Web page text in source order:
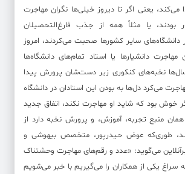
یعنی اگر تا دیروز خیلی‌ها نگران مهاجرت
بودند، یا مثلاً همه از جذب فارغ‌التحصیلان
دانشگاه‌های سایر کشورها صحبت می‌کردند، امروز
دانشیارها یا استاد تمام‌های دانشگاه‌ها
نخبه‌های کنکوری زیر دست‌شان پرورش پیدا
می‌کرد دل‌ها به بودن این استادان در دانشگاه
خوش بود که شاید او مهاجرت نکند، اتفاق جدید
منبع تجربه، آموزش، و پرورش نخبه دارد از
طوری‌که عوض حیدرپور، متخصص بیهوشی و
می‌گوید: «عدد و رقم‌های مهاجرت وحشتناک
سراغ یکی از همکاران را می‌گیریم با خبر می‌شویم